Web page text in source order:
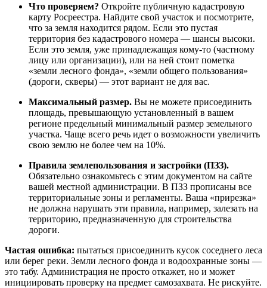
Что проверяем? Откройте публичную кадастровую
карту Росреестра. Найдите свой участок и посмотрите,
что за земля находится рядом. Если это пустая
территория без кадастрового номера — шансы высоки.
Если это земля, уже принадлежащая кому-то (частному
лицу или организации), или на ней стоит пометка
«земли лесного фонда», «земли общего пользования»
(дороги, скверы) — этот вариант не для вас.
Максимальный размер. Вы не можете присоединить
площадь, превышающую установленный в вашем
регионе предельный минимальный размер земельного
участка. Чаще всего речь идет о возможности увеличить
свою землю не более чем на 10%.
Правила землепользования и застройки (ПЗЗ).
Обязательно ознакомьтесь с этим документом на сайте
вашей местной администрации. В ПЗЗ прописаны все
территориальные зоны и регламенты. Ваша «прирезка»
не должна нарушать эти правила, например, залезать на
территорию, предназначенную для строительства
дороги.
Частая ошибка: пытаться присоединить кусок соседнего леса
или берег реки. Земли лесного фонда и водоохранные зоны —
это табу. Администрация не просто откажет, но и может
инициировать проверку на предмет самозахвата. Не рискуйте.